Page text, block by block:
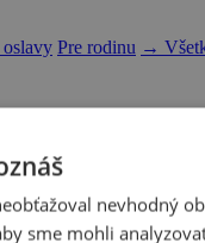
Pre rodinu →
nevhodný
sme mohli